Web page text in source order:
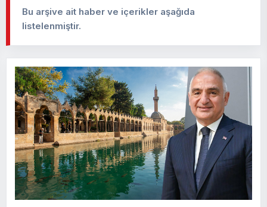
Bu arşive ait haber ve içerikler aşağıda
listelenmiştir.